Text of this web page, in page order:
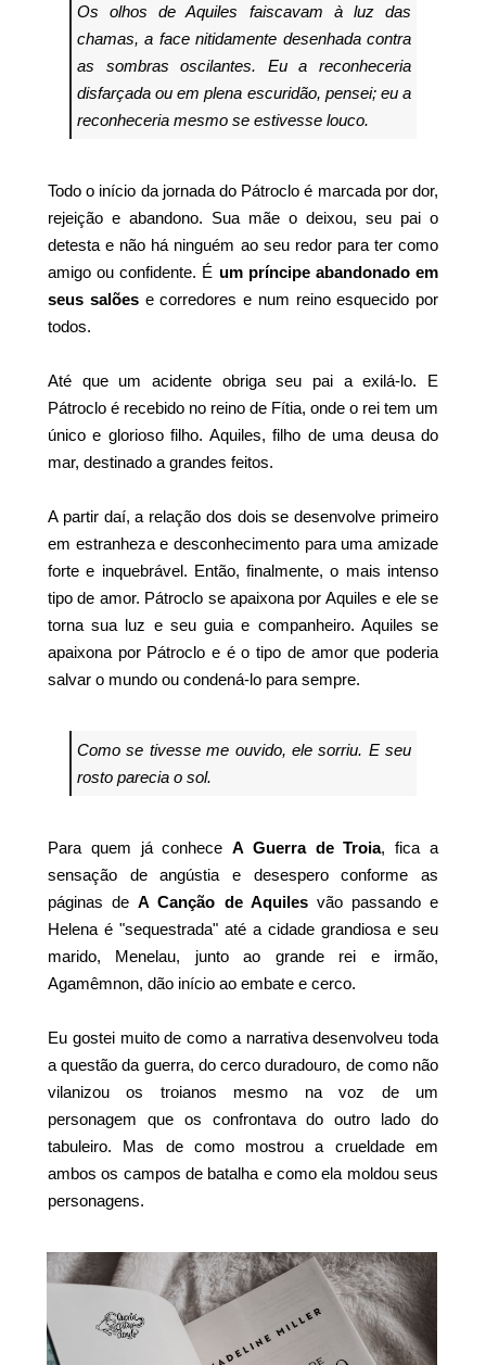
Os olhos de Aquiles faiscavam à luz das
chamas, a face nitidamente desenhada contra
as sombras oscilantes. Eu a reconheceria
disfarçada ou em plena escuridão, pensei; eu a
reconheceria mesmo se estivesse louco.
Todo o início da jornada do Pátroclo é marcada por dor,
rejeição e abandono. Sua mãe o deixou, seu pai o
detesta e não há ninguém ao seu redor para ter como
amigo ou confidente. É um príncipe abandonado em
seus salõese corredores e num reino esquecido por
todos.
Até que um acidente obriga seu pai a exilá-lo. E
Pátroclo é recebido no reino de Fítia, onde o rei tem um
único e glorioso filho. Aquiles, filho de uma deusa do
mar, destinado a grandes feitos.
A partir daí, a relação dos dois se desenvolve primeiro
em estranheza e desconhecimento para uma amizade
forte e inquebrável. Então, finalmente, o mais intenso
tipo de amor. Pátroclo se apaixona por Aquiles e ele se
torna sua luz e seu guia e companheiro. Aquiles se
apaixona por Pátroclo e é o tipo de amor que poderia
salvar o mundo ou condená-lo para sempre.
Como se tivesse me ouvido, ele sorriu. E seu
rosto parecia o sol.
Para quem já conheceA Guerra de Troia, fica a
sensação de angústia e desespero conforme as
páginas deA Canção de Aquilesvão passando e
Helena é "sequestrada" até a cidade grandiosa e seu
marido, Menelau, junto ao grande rei e irmão,
Agamêmnon, dão início ao embate e cerco.
Eu gostei muito de como a narrativa desenvolveu toda
a questão da guerra, do cerco duradouro, de como não
vilanizou os troianos mesmo na voz de um
personagem que os confrontava do outro lado do
tabuleiro. Mas de como mostrou a crueldade em
ambos os campos de batalha e como ela moldou seus
personagens.